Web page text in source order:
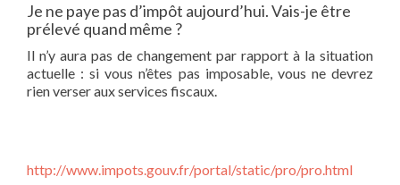
Je ne paye pas d’impôt aujourd’hui. Vais-je être
prélevé quand même ?
Il n’y aura pas de changement par rapport à la situation
actuelle : si vous n’êtes pas imposable, vous ne devrez
rien verser aux services fiscaux.
http://www.impots.gouv.fr/portal/static/pro/pro.html